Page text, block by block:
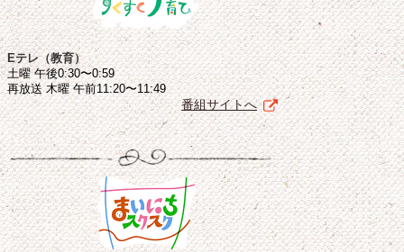
Eテレ（教育）
土曜 午後0:30〜0:59
再放送 木曜 午前11:20〜11:49
番組サイトへ